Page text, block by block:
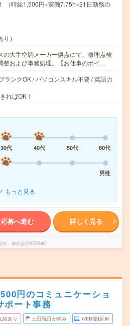
（時給1,500円×実働7.75h×21日勤務の
）
の大手空調メーカー拠点にて、修理点検
整および事務処理。【お仕事のポイ…
ランクOK / パソコンスキル不要 / 英語力
ればOK！
30代 40代 50代
60代
男性
もっと見る
応募へ進む 詳しく見る
社 株式会社KOSMO
円のコミュニケーショ
ポート事務
給あり 土日祝日が休み WEB登録OK